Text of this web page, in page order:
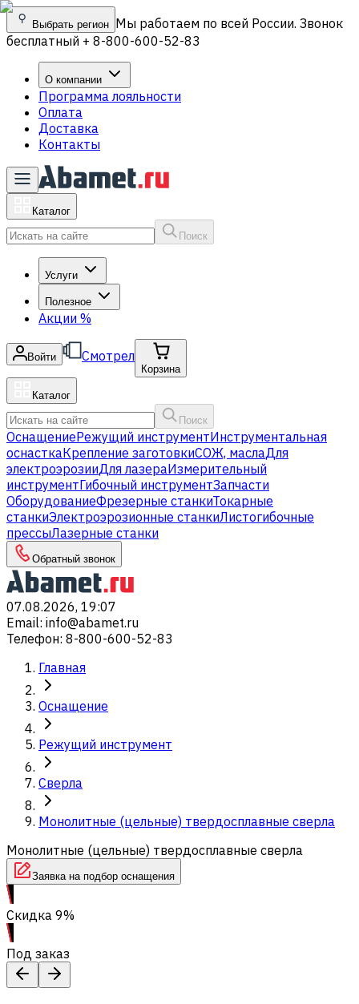
Выбрать регион Мы работаем по всей России. Звонок
бесплатный + 8-800-600-52-83
О компании
Программа лояльности
Оплата
Доставка
Контакты
Каталог
Поиск
Услуги
Полезное
Акции %
Войти Смотрел
Корзина
Каталог
Поиск
ОснащениеРежущий инструментИнструментальная
оснасткаКрепление заготовкиСОЖ, маслаДля
электроэрозииДля лазераИзмерительный
инструментГибочный инструментЗапчасти
ОборудованиеФрезерные станкиТокарные
станкиЭлектроэрозионные станкиЛистогибочные
прессыЛазерные станки
Обратный звонок
07.08.2026, 19:07
Email: info@abamet.ru
Телефон: 8-800-600-52-83
Главная
Оснащение
Режущий инструмент
Сверла
Монолитные (цельные) твердосплавные сверла
Монолитные (цельные) твердосплавные сверла
Заявка на подбор оснащения
Скидка 9%
Под заказ